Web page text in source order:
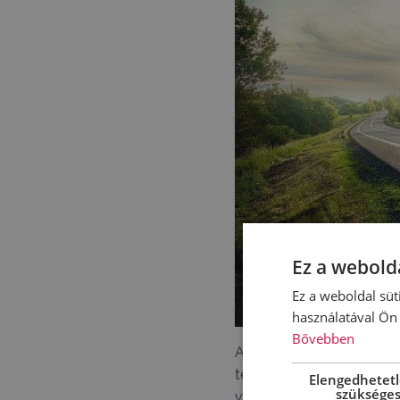
A nehéz tehergépkocsik
termékfejlesztésére
Ez a
Ez a weboldal
használatával
Bővebben
szükséges